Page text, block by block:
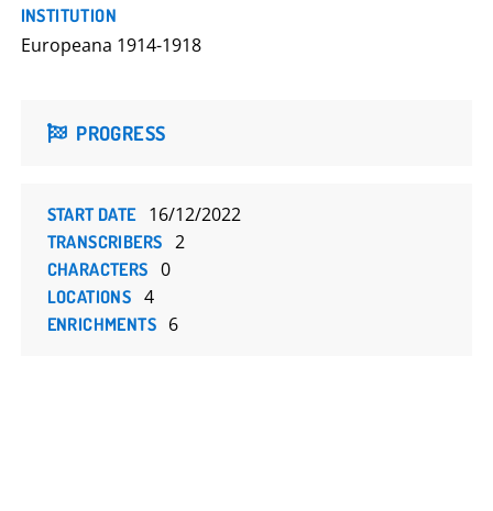
INSTITUTION
Europeana 1914-1918
PROGRESS
START DATE 16/12/2022
TRANSCRIBERS 2
CHARACTERS 0
LOCATIONS 4
ENRICHMENTS 6